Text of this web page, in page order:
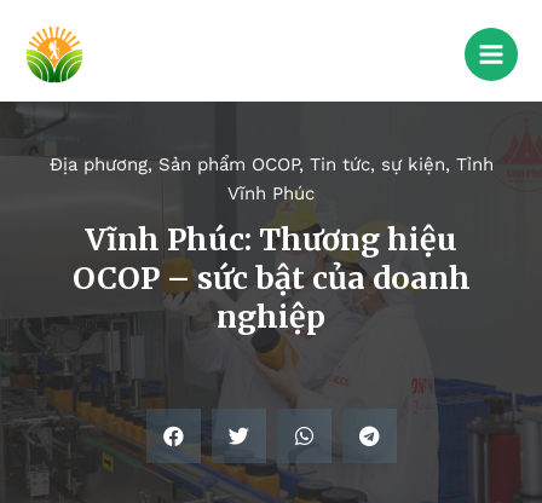
Địa phương,Sản phẩm OCOP, Tin tức, sự kiện, Tỉnh
Vĩnh Phúc
Vĩnh Phúc: Thương hiệu
OCOP – sức bật của doanh
nghiệp